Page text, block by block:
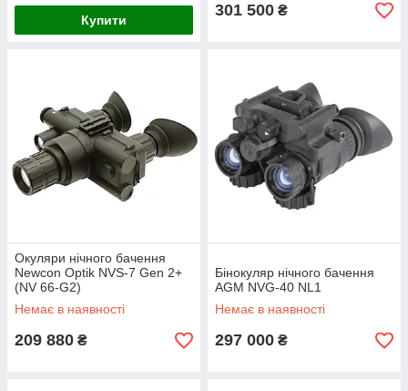
Купити
301 500 ₴
Окуляри нічного бачення
Newcon Optik NVS-7 Gen 2+
(NV 66-G2)
Немає в наявності
209 880 ₴
Бінокуляр нічного бачення
AGM NVG-40 NL1
Немає в наявності
297 000 ₴